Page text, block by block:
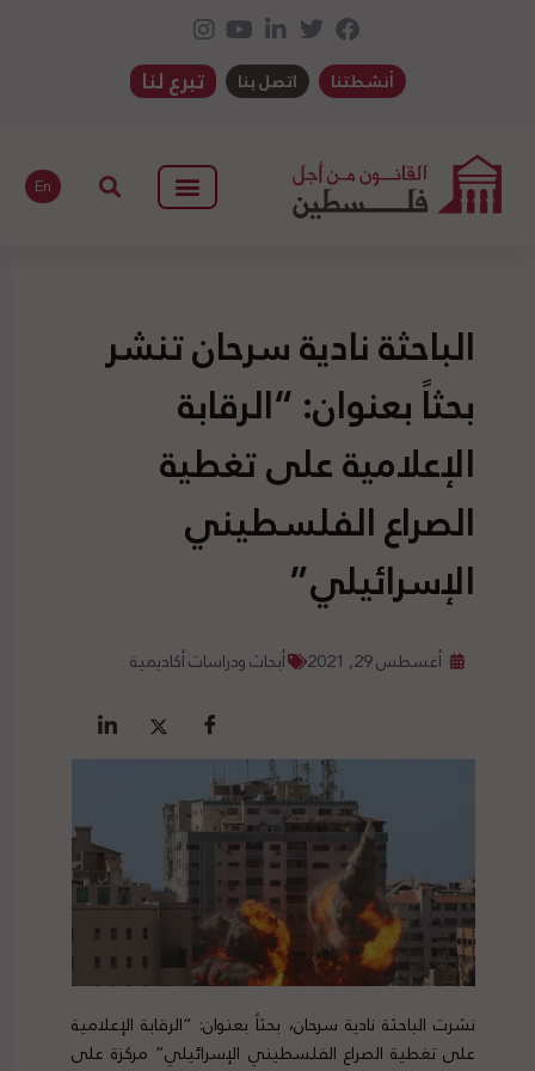
أنشطتنا اتصل بنا تبرع لنا
En
الباحثة نادية سرحان تنشر
بحثاً بعنوان: “الرقابة
الإعلامية على تغطية
الصراع الفلسطيني
الإسرائيلي”
أغسطس 29, 2021 أبحاث ودراسات أكاديمية
نشرت الباحثة نادية سرحان، بحثاً بعنوان: “الرقابة الإعلامية
على تغطية الصراع الفلسطيني الإسرائيلي” مركزة على